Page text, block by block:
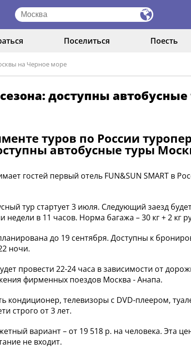
Поселиться Поесть
на Черное море
доступны
туров по России
автобусные туры
гостей первый отель FUN&SUN SMART в
тур стартует 3 июля. Следующий заезд
недели в 11 часов. Норма багажа – 30 кг + 2 кг
до 19 сентября. Доступны к
ночи.
провести 22-24 часа в зависимости от
фирменных поездов Москва - Анапа.
кондиционер, телевизоры с DVD-плеером,
строго от 3 лет.
вариант – от 19 518 р. на человека. Эта
не входит.